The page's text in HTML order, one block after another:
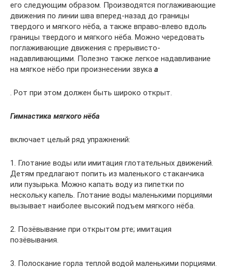
его следующим образом. Производятся поглаживающие
движения по линии шва вперед-назад до границы
твердого и мягкого нёба, а также вправо-влево вдоль
границы твердого и мягкого нёба. Можно чередовать
поглаживающие движения с прерывисто-
надавливающими. Полезно также легкое надавливание
на мягкое нёбо при произнесении звука а
. Рот при этом должен быть широко открыт.
Гимнастика мягкого нёба
включает целый ряд упражнений:
1. Глотание воды или имитация глотательных движений.
Детям предлагают попить из маленького стаканчика
или пузырька. Можно капать воду из пипетки по
нескольку капель. Глотание воды маленькими порциями
вызывает наиболее высокий подъем мягкого нёба.
2. Позёвывание при открытом рте; имитация
позёвывания.
3. Полоскание горла теплой водой маленькими порциями.